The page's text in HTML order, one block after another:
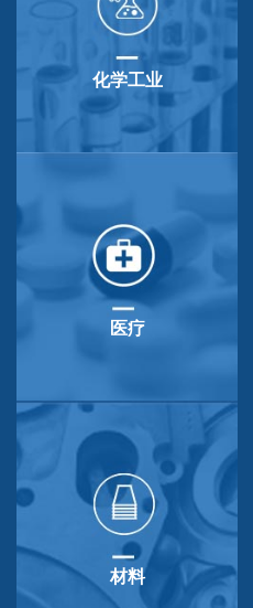
化学工业
医疗
材料